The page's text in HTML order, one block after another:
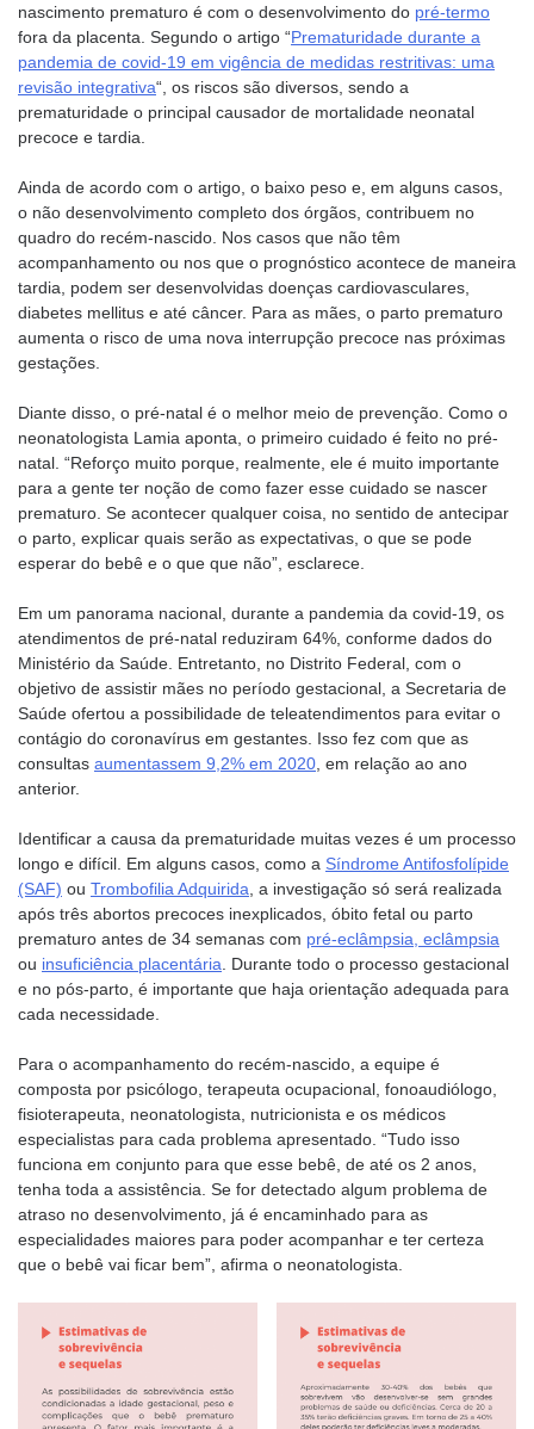
nascimento prematuro é com o desenvolvimento do pré-termo
fora da placenta. Segundo o artigo “Prematuridade durante a
pandemia de covid-19 em vigência de medidas restritivas: uma
revisão integrativa“, os riscos são diversos, sendo a
prematuridade o principal causador de mortalidade neonatal
precoce e tardia.
Ainda de acordo com o artigo, o baixo peso e, em alguns casos,
o não desenvolvimento completo dos órgãos, contribuem no
quadro do recém-nascido. Nos casos que não têm
acompanhamento ou nos que o prognóstico acontece de maneira
tardia, podem ser desenvolvidas doenças cardiovasculares,
diabetes mellitus e até câncer. Para as mães, o parto prematuro
aumenta o risco de uma nova interrupção precoce nas próximas
gestações.
Diante disso, o pré-natal é o melhor meio de prevenção. Como o
neonatologista Lamia aponta, o primeiro cuidado é feito no pré-
natal. “Reforço muito porque, realmente, ele é muito importante
para a gente ter noção de como fazer esse cuidado se nascer
prematuro. Se acontecer qualquer coisa, no sentido de antecipar
o parto, explicar quais serão as expectativas, o que se pode
esperar do bebê e o que que não”, esclarece.
Em um panorama nacional, durante a pandemia da covid-19, os
atendimentos de pré-natal reduziram 64%, conforme dados do
Ministério da Saúde. Entretanto, no Distrito Federal, com o
objetivo de assistir mães no período gestacional, a Secretaria de
Saúde ofertou a possibilidade de teleatendimentos para evitar o
contágio do coronavírus em gestantes. Isso fez com que as
consultas aumentassem 9,2% em 2020 , em relação ao ano
anterior.
Identificar a causa da prematuridade muitas vezes é um processo
longo e difícil. Em alguns casos, como a Síndrome Antifosfolípide
(SAF) ou Trombofilia Adquirida , a investigação só será realizada
após três abortos precoces inexplicados, óbito fetal ou parto
prematuro antes de 34 semanas com pré-eclâmpsia, eclâmpsia
ou insuficiência placentária . Durante todo o processo gestacional
e no pós-parto, é importante que haja orientação adequada para
cada necessidade.
Para o acompanhamento do recém-nascido, a equipe é
composta por psicólogo, terapeuta ocupacional, fonoaudiólogo,
fisioterapeuta, neonatologista, nutricionista e os médicos
especialistas para cada problema apresentado. “Tudo isso
funciona em conjunto para que esse bebê, de até os 2 anos,
tenha toda a assistência. Se for detectado algum problema de
atraso no desenvolvimento, já é encaminhado para as
especialidades maiores para poder acompanhar e ter certeza
que o bebê vai ficar bem”, afirma o neonatologista.